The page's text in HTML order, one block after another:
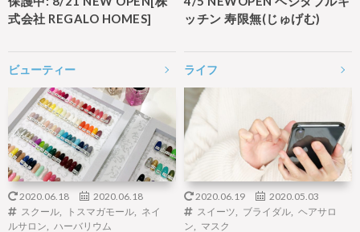
式会社 REGALO HOMES]
ッチン 寿限無(じゅげむ)
ビューティー
2020.06.18 2020.06.18
スクール トスマガモール
ネイ
ルサロン
ハーバリウム
ライフ
2020.06.19 2020.05.03
スイーツ ブライダル
ヘアサロ
ン
マスク